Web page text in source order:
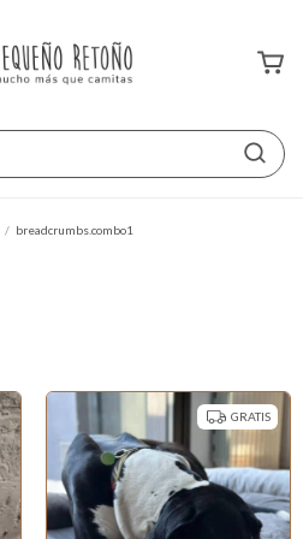
/ breadcrumbs.combo1
GRATIS